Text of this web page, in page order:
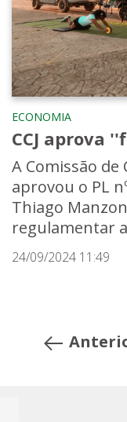
ECONOMIA
CCJ aprova
A Comissão de
aprovou o PL
Thiago
regulamentar
24/09/2024 11:49